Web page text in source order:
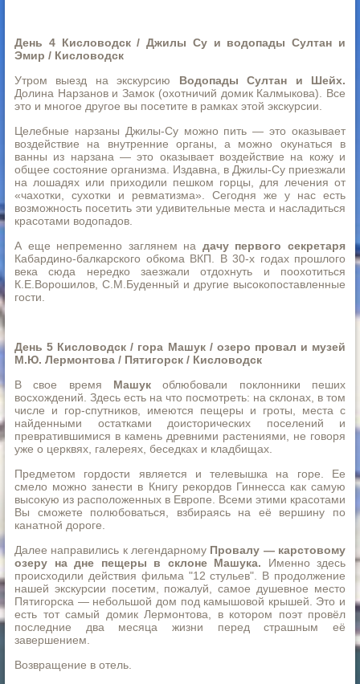
День 4 Кисловодск / Джилы Су и водопады Султан и
Эмир / Кисловодск
Утром выезд на экскурсию Водопады Султан и Шейх.
Долина Нарзанов и Замок (охотничий домик Калмыкова). Все
это и многое другое вы посетите в рамках этой экскурсии.
Целебные нарзаны Джилы-Су можно пить — это оказывает
воздействие на внутренние органы, а можно окунаться в
ванны из нарзана — это оказывает воздействие на кожу и
общее состояние организма. Издавна, в Джилы-Су приезжали
на лошадях или приходили пешком горцы, для лечения от
«чахотки, сухотки и ревматизма». Сегодня же у нас есть
возможность посетить эти удивительные места и насладиться
красотами водопадов.
А еще непременно заглянем на дачу первого секретаря
Кабардино-балкарского обкома ВКП. В 30-х годах прошлого
века сюда нередко заезжали отдохнуть и поохотиться
К.Е.Ворошилов, С.М.Буденный и другие высокопоставленные
гости.
День 5 Кисловодск / гора Машук / озеро провал и музей
М.Ю. Лермонтова / Пятигорск / Кисловодск
В свое время Машук облюбовали поклонники пеших
восхождений. Здесь есть на что посмотреть: на склонах, в том
числе и гор-спутников, имеются пещеры и гроты, места с
найденными остатками доисторических поселений и
превратившимися в камень древними растениями, не говоря
уже о церквях, галереях, беседках и кладбищах.
Предметом гордости является и телевышка на горе. Ее
смело можно занести в Книгу рекордов Гиннесса как самую
высокую из расположенных в Европе. Всеми этими красотами
Вы сможете полюбоваться, взбираясь на её вершину по
канатной дороге.
Далее направились к легендарному Провалу — карстовому
озеру на дне пещеры в склоне Машука. Именно здесь
происходили действия фильма "12 стульев". В продолжение
нашей экскурсии посетим, пожалуй, самое душевное место
Пятигорска — небольшой дом под камышовой крышей. Это и
есть тот самый домик Лермонтова, в котором поэт провёл
последние два месяца жизни перед страшным её
завершением.
Возвращение в отель.